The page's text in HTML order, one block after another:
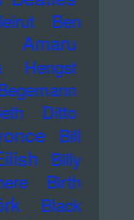
Ben
Amaru
Hengst
Ditto
Bill
Billy
Birth
Black